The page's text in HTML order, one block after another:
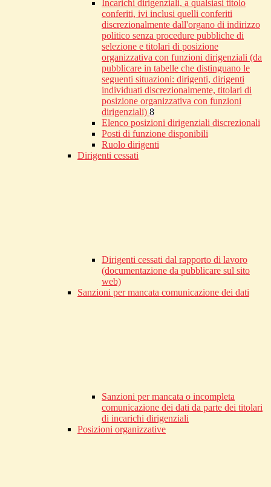
Incarichi dirigenziali, a qualsiasi titolo
conferiti, ivi inclusi quelli conferiti
discrezionalmente dall'organo di indirizzo
politico senza procedure pubbliche di
selezione e titolari di posizione
organizzativa con funzioni dirigenziali (da
pubblicare in tabelle che distinguano le
seguenti situazioni: dirigenti, dirigenti
individuati discrezionalmente, titolari di
posizione organizzativa con funzioni
dirigenziali) 8
Elenco posizioni dirigenziali discrezionali
Posti di funzione disponibili
Ruolo dirigenti
Dirigenti cessati
Dirigenti cessati dal rapporto di lavoro
(documentazione da pubblicare sul sito
web)
Sanzioni per mancata comunicazione dei dati
Sanzioni per mancata o incompleta
comunicazione dei dati da parte dei titolari
di incarichi dirigenziali
Posizioni organizzative